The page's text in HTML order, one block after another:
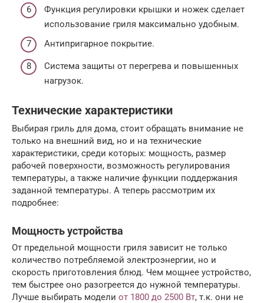
Функция регулировки крышки и ножек сделает
использование гриля максимально удобным.
Антипригарное покрытие.
Система защиты от перегрева и повышенных
нагрузок.
Технические характеристики
Выбирая гриль для дома, стоит обращать внимание не
только на внешний вид, но и на технические
характеристики, среди которых: мощность, размер
рабочей поверхности, возможность регулирования
температуры, а также наличие функции поддержания
заданной температуры. А теперь рассмотрим их
подробнее:
Мощность устройства
От предельной мощности гриля зависит не только
количество потребляемой электроэнергии, но и
скорость приготовления блюд. Чем мощнее устройство,
тем быстрее оно разогреется до нужной температуры.
Лучше выбирать модели от 1800 до 2500 Вт, т.к. они не